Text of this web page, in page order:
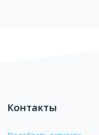
Контакты